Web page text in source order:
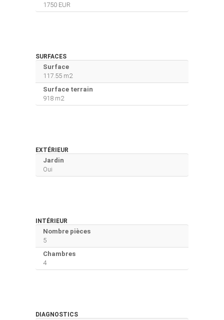
1750 EUR
SURFACES
Surface
117.55 m2
Surface terrain
918 m2
EXTÉRIEUR
Jardin
Oui
INTÉRIEUR
Nombre pièces
5
Chambres
4
DIAGNOSTICS